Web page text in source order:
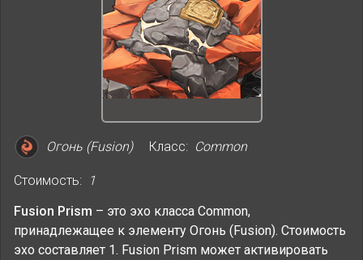
Огонь (Fusion) Класс: Common
Стоимость: 1
Fusion Prism – это эхо класса Common,
принадлежащее к элементу Огонь (Fusion). Стоимость
эхо составляет 1. Fusion Prism может активировать